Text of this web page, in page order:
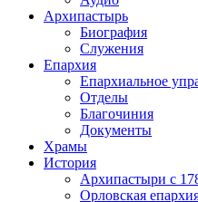
Архипастырь
Биография
Служения
Епархия
Епархиальное
Отделы
Благочиния
Документы
Храмы
История
Архипастыри с
Орловская